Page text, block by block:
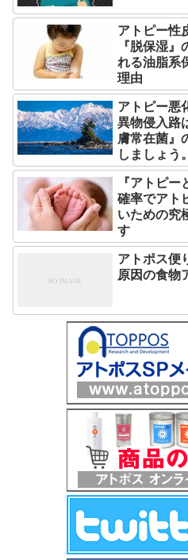
アトピー性
『脱保湿
れる油脂系
理由
アトピー悪
異物侵入路
膚常在菌』
しましょう。
『アトピ
確率でアト
いための究
す
アトポス
原因の食物